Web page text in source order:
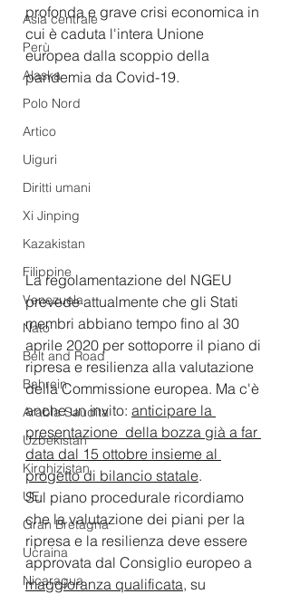
Asia centrale
Perù
Alaska
Polo Nord
Artico
Uiguri
Diritti umani
Xi Jinping
Kazakistan
Filippine
Venezuela
Nato
Belt and Road
Bahrein
Arabia Saudita
Uzbekistan
Kirghizistan
UE
Gran Bretagna
Ucraina
Nicaragua
profonda e grave crisi economica in
cui è caduta l'intera Unione
europea dalla scoppio della
pandemia da Covid-19.
La regolamentazione del NGEU
prevede attualmente che gli Stati
membri abbiano tempo fino al 30
aprile 2020 per sottoporre il piano di
ripresa e resilienza alla valutazione
della Commissione europea. Ma c'è
anche un invito: anticipare la
presentazione  della bozza già a far
data dal 15 ottobre insieme al
progetto di bilancio statale.
Sul piano procedurale ricordiamo
che la valutazione dei piani per la
ripresa e la resilienza deve essere
approvata dal Consiglio europeo a
maggioranza qualificata, su